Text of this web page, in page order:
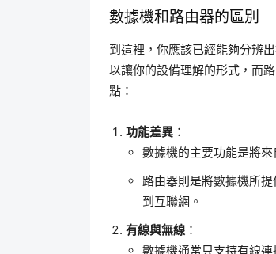
數據機和路由器的區別
到這裡，你應該已經能夠分辨
以讓你的設備理解的形式，而
點：
功能差異 ：
數據機的主要功能是將
路由器則是將數據機所
到互聯網。
有線與無線 ：
數據機通常只支持有線